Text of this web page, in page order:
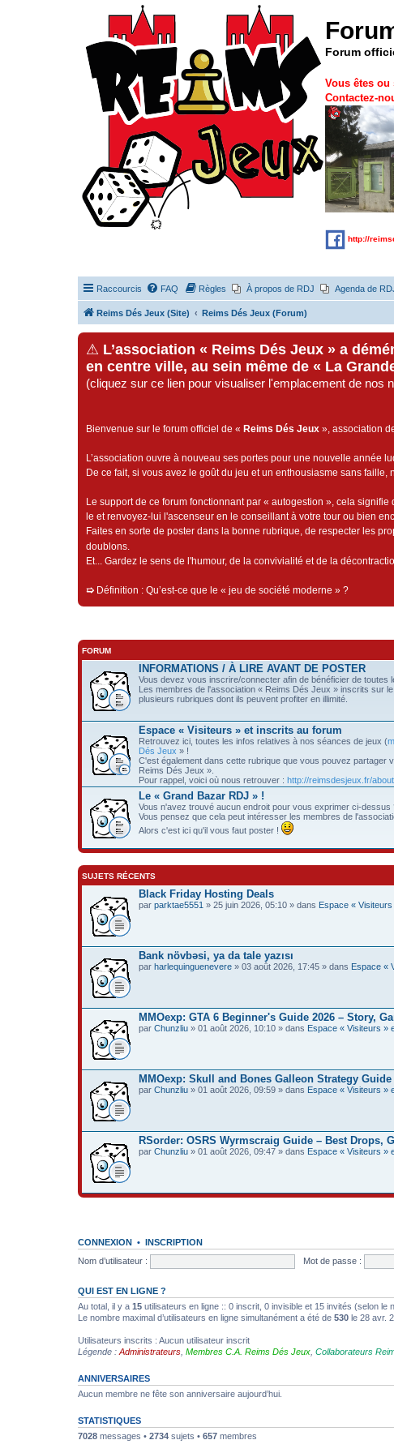
Forum
Vous êtes
Contactez-
http://
Raccourcis FAQ Règles À propos de RDJ Agenda de
Reims Dés Jeux (Site) Reims Dés Jeux (Forum)
⚠ L’association « Reims Dés Jeux » a
en centre ville, au sein même de « La
(cliquez sur ce lien pour visualiser l'emplacement de nos
Bienvenue sur le forum officiel de « Reims Dés Jeux », association
L’association ouvre à nouveau ses portes pour une nouvelle année
De ce fait, si vous avez le goût du jeu et un enthousiasme sans
Le support de ce forum fonctionnant par « autogestion », cela
le et renvoyez-lui l'ascenseur en le conseillant à votre tour ou bien
Faites en sorte de poster dans la bonne rubrique, de respecter les
doublons.
Et... Gardez le sens de l'humour, de la convivialité et de la
➯ Définition : Qu’est-ce que le « jeu de société moderne » ?
FORUM
INFORMATIONS / À LIRE AVANT DE POSTER
Vous devez vous inscrire/connecter afin de bénéficier de toutes
Les membres de l'association « Reims Dés Jeux » inscrits sur
plusieurs rubriques dont ils peuvent profiter en illimité.
Espace « Visiteurs » et inscrits au forum
Retrouvez ici, toutes les infos relatives à nos séances de jeux (
Dés Jeux » !
C'est également dans cette rubrique que vous pouvez
Reims Dés Jeux ».
Pour rappel, voici où nous retrouver : http://reimsdesjeux.fr/about
Le « Grand Bazar RDJ » !
Vous n'avez trouvé aucun endroit pour vous exprimer ci-dessus
Vous pensez que cela peut intéresser les membres de
Alors c'est ici qu'il vous faut poster !
SUJETS RÉCENTS
Black Friday Hosting Deals
par parktae5551 » 25 juin 2026, 05:10 » dans Espace «
Bank növbəsi, ya da tale yazısı
par harlequinguenevere » 03 août 2026, 17:45 » dans Espace «
MMOexp: GTA 6 Beginner's Guide 2026 – Story,
par Chunzliu » 01 août 2026, 10:10 » dans Espace « Visiteurs »
MMOexp: Skull and Bones Galleon Strategy
par Chunzliu » 01 août 2026, 09:59 » dans Espace « Visiteurs »
RSorder: OSRS Wyrmscraig Guide – Best Drops,
par Chunzliu » 01 août 2026, 09:47 » dans Espace « Visiteurs »
CONNEXION • INSCRIPTION
Nom d’utilisateur :
Mot de passe :
QUI EST EN LIGNE ?
Au total, il y a 15 utilisateurs en ligne :: 0 inscrit, 0 invisible et 15 invités (selon le
Le nombre maximal d’utilisateurs en ligne simultanément a été de 530 le 28 avr.
Utilisateurs inscrits : Aucun utilisateur inscrit
Légende : Administrateurs Membres C.A. Reims Dés Jeux Collaborateurs
ANNIVERSAIRES
Aucun membre ne fête son anniversaire aujourd’hui.
STATISTIQUES
7028 messages • 2734 sujets • 657 membres